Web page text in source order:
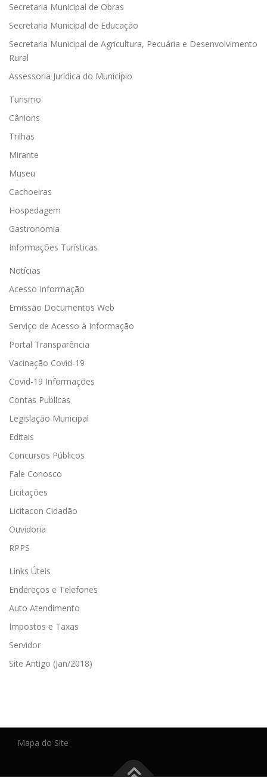
Secretaria Municipal de Obras
Secretaria Municipal de Educação
Secretaria Municipal de Agricultura, Pecuária e Desenvolvimento
Rural
Assessoria Jurídica do Município
Turismo
Cânions
Trilhas
Mirante
Museu
Cachoeiras
Hospedagem
Gastronomia
Informações Turísticas
Notícias
Acesso Informação
Emissão Documentos Web
Serviço de Acesso à Informação
Portal Transparência
Vacinação Covid-19
Covid-19 Informações
Contas Publicas
Legislação Municipal
Editais
Concursos Públicos
Fale Conosco
Licitações
Licitacon Cidadão
Ouvidoria
RPPS
Links Úteis
Endereços e Telefones
Auto Atendimento
Impostos e Taxas
Servidor
Site Antigo (Jan/2018)
Mapa do Site